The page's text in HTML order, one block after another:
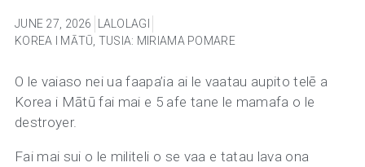
JUNE 27, 2026
LALOLAGI
KOREA I MĀTŪ TUSIA: MIRIAMA POMARE
O le vaiaso nei ua faapa’ia ai le vaatau aupito telē a
Korea i Mātū fai mai e 5 afe tane le mamafa o le
destroyer.
Fai mai sui o le militeli o se vaa e tatau lava ona